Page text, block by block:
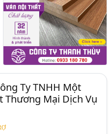
Ty TNHH Một
Thương Mại Dịch Vụ